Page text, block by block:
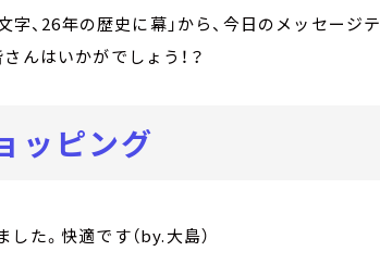
26年の歴史に幕」から、今日のメッセージテ
んはいかがでしょう！？
ッピング
した。快適です（by.大島）